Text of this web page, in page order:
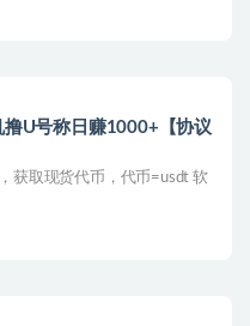
U号称日赚1000+【协议
获取现货代币，代币=usdt 软